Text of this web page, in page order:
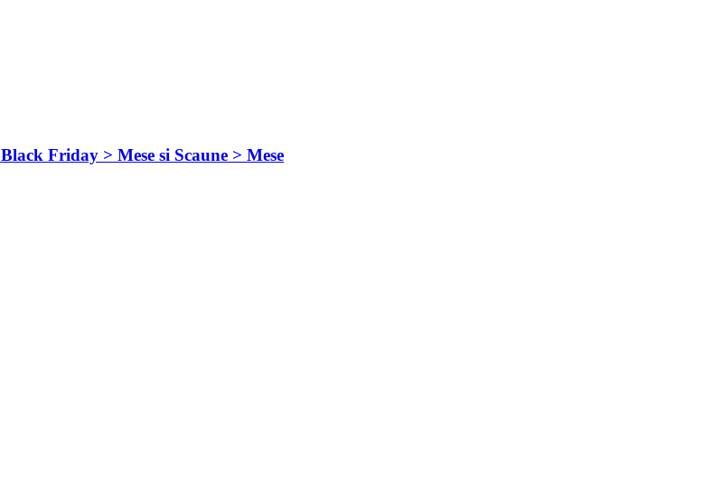
Friday > Mese si Scaune > Mese